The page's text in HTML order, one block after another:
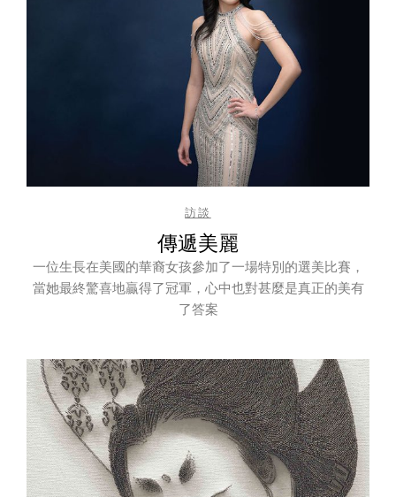
訪談
傳遞美麗
一位生長在美國的華裔女孩參加了一場特別的選美比賽，
當她最終驚喜地贏得了冠軍，心中也對甚麼是真正的美有
了答案